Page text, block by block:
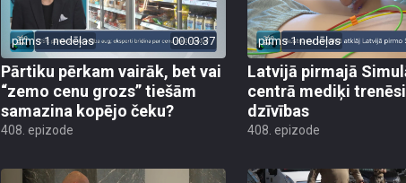
pirms 1 nedēļas 00:03:37
Pārtiku pērkam vairāk, bet vai
“zemo cenu grozs” tiešām
samazina kopējo čeku?
408. epizode
pirms 1 nedēļas
Latvijā pirmajā
centrā mediķi
dzīvības
408. epizode